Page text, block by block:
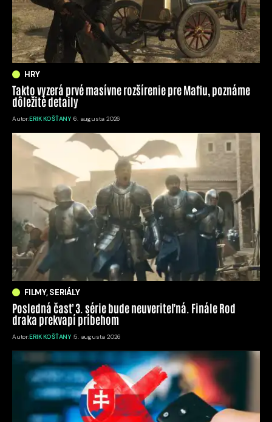
HRY
Takto vyzerá prvé masívne rozšírenie pre Mafiu, poznáme
dôležité detaily
Autor:ERIK KOŠŤANY 6. augusta 2026
FILMY, SERIÁLY
Posledná časť 3. série bude neuveriteľná. Finále Rod
draka prekvapí príbehom
Autor:ERIK KOŠŤANY 5. augusta 2026